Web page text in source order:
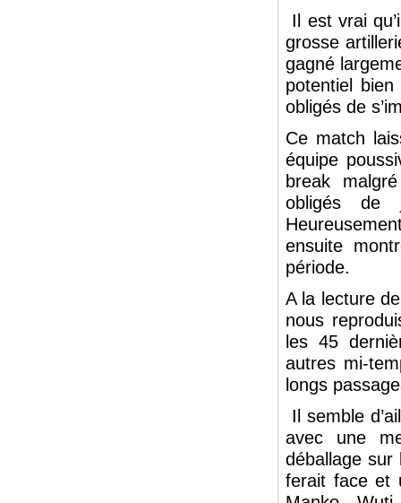
Il est vrai
grosse
gagné
potentiel
obligés de
Ce match
équipe
break
obligés de
ensuite
période.
A la lecture
nous
les 45
autres mi-
longs
Il semble
avec une
déballage sur
ferait face et